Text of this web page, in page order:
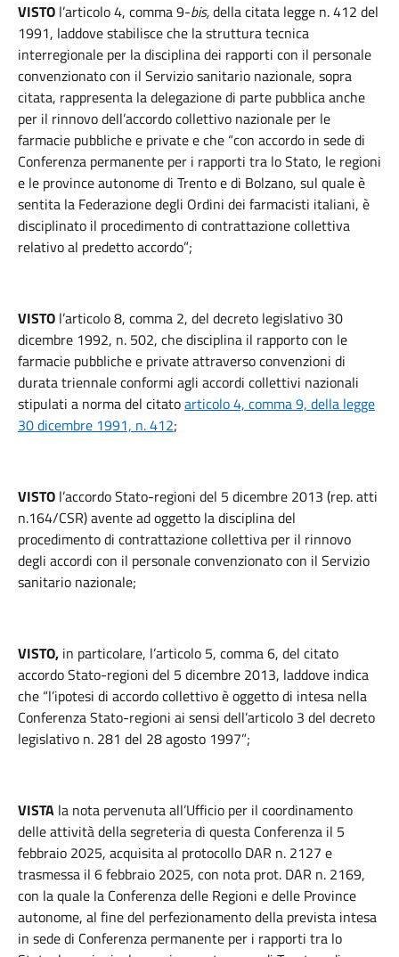
VISTO l’articolo 4, comma 9-bis,della citata legge n. 412 del
1991, laddove stabilisce che la struttura tecnica
interregionale per la disciplina dei rapporti con il personale
convenzionato con il Servizio sanitario nazionale, sopra
citata, rappresenta la delegazione di parte pubblica anche
per il rinnovo dell’accordo collettivo nazionale per le
farmacie pubbliche e private e che “con accordo in sede di
Conferenza permanente per i rapporti tra lo Stato, le regioni
e le province autonome di Trento e di Bolzano, sul quale è
sentita la Federazione degli Ordini dei farmacisti italiani, è
disciplinato il procedimento di contrattazione collettiva
relativo al predetto accordo”;
VISTO l’articolo 8, comma 2, del decreto legislativo 30
dicembre 1992, n. 502, che disciplina il rapporto con le
farmacie pubbliche e private attraverso convenzioni di
durata triennale conformi agli accordi collettivi nazionali
stipulati a norma del citatoarticolo 4, comma 9, della legge
30 dicembre 1991, n. 412;
VISTO l’accordo Stato-regioni del 5 dicembre 2013 (rep. atti
n.164/CSR) avente ad oggetto la disciplina del
procedimento di contrattazione collettiva per il rinnovo
degli accordi con il personale convenzionato con il Servizio
sanitario nazionale;
VISTO, in particolare, l’articolo 5, comma 6, del citato
accordo Stato-regioni del 5 dicembre 2013, laddove indica
che “l’ipotesi di accordo collettivo è oggetto di intesa nella
Conferenza Stato-regioni ai sensi dell’articolo 3 del decreto
legislativo n. 281 del 28 agosto 1997”;
VISTA la nota pervenuta all’Ufficio per il coordinamento
delle attività della segreteria di questa Conferenza il 5
febbraio 2025, acquisita al protocollo DAR n. 2127 e
trasmessa il 6 febbraio 2025, con nota prot. DAR n. 2169,
con la quale la Conferenza delle Regioni e delle Province
autonome, al fine del perfezionamento della prevista intesa
in sede di Conferenza permanente per i rapporti tra lo